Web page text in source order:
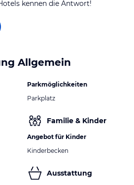
kennen die Antwort!
Allgemein
Parkmöglichkeiten
Parkplatz
Familie & Kinder
Angebot für Kinder
Kinderbecken
Ausstattung